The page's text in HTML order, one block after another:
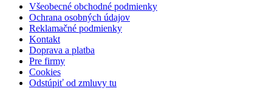
Všeobecné obchodné podmienky
Ochrana osobných údajov
Reklamačné podmienky
Kontakt
Doprava a platba
Pre firmy
Cookies
Odstúpiť od zmluvy tu